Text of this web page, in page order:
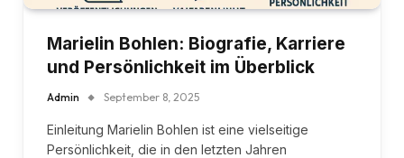
Marielin Bohlen: Biografie, Karriere
und Persönlichkeit im Überblick
Admin September 8, 2025
Einleitung Marielin Bohlen ist eine vielseitige
Persönlichkeit, die in den letzten Jahren